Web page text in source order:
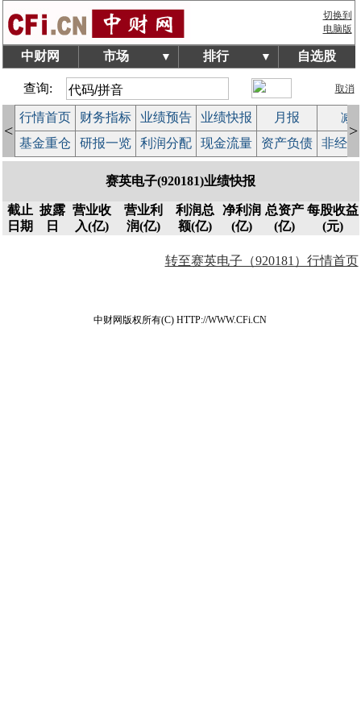
切换到
电脑版
中财网 市场 ▼ 排行 ▼ 自选股
查询: 取消
<
行情首页 财务指标 业绩预告 业绩快报 月报
减
基金重仓
研报一览 利润分配 现金流量 资产负债 非经
>
赛英电子(920181)业绩快报
截止
日期
披露
日
营业收
入(亿)
营业利
润(亿)
利润总
额(亿)
净利润
(亿)
总资产
(亿)
每股收益
(元)
转至赛英电子（920181）行情首页
中财网版权所有(C) HTTP://WWW.CFi.CN